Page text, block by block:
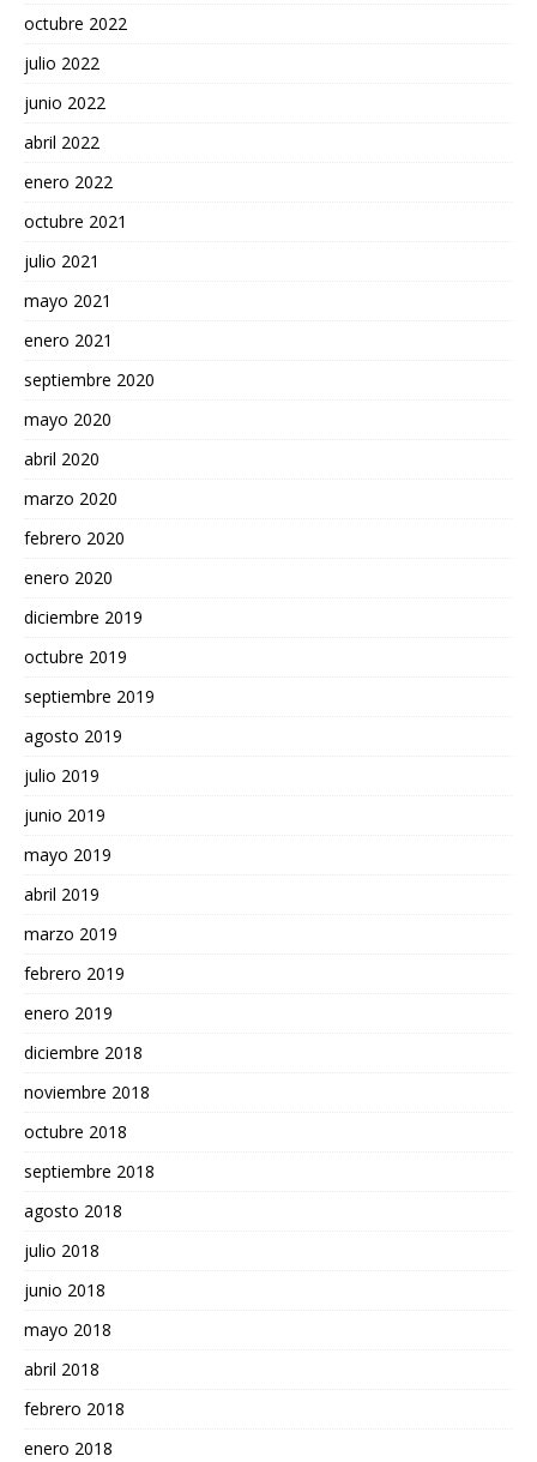
octubre 2022
julio 2022
junio 2022
abril 2022
enero 2022
octubre 2021
julio 2021
mayo 2021
enero 2021
septiembre 2020
mayo 2020
abril 2020
marzo 2020
febrero 2020
enero 2020
diciembre 2019
octubre 2019
septiembre 2019
agosto 2019
julio 2019
junio 2019
mayo 2019
abril 2019
marzo 2019
febrero 2019
enero 2019
diciembre 2018
noviembre 2018
octubre 2018
septiembre 2018
agosto 2018
julio 2018
junio 2018
mayo 2018
abril 2018
febrero 2018
enero 2018